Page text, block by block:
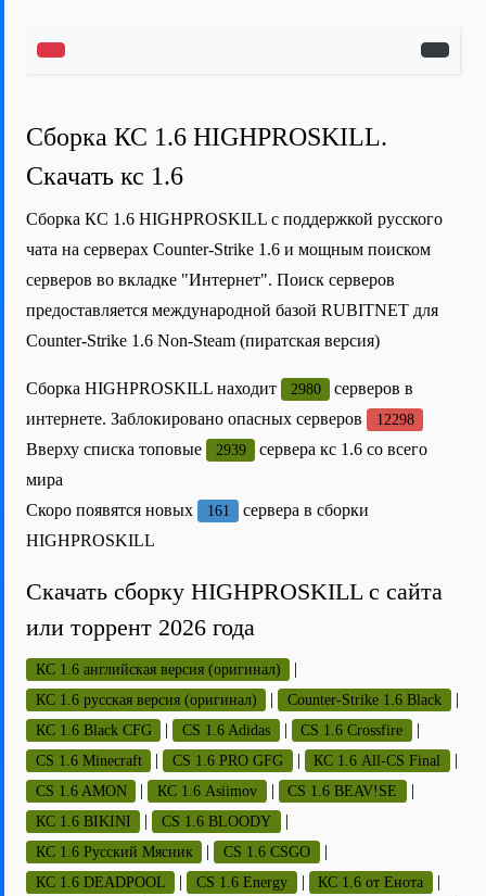
Сборка КС 1.6 HIGHPROSKILL.
Скачать кс 1.6
Сборка КС 1.6 HIGHPROSKILL с поддержкой русского
чата на серверах Counter-Strike 1.6 и мощным поиском
серверов во вкладке "Интернет". Поиск серверов
предоставляется международной базой RUBITNET для
Counter-Strike 1.6 Non-Steam (пиратская версия)
Сборка HIGHPROSKILL находит 2980
серверов в
интернете. Заблокировано опасных серверов
12298
Вверху списка топовые 2939
сервера кс 1.6 со всего
мира
Скоро появятся новых
161
сервера в сборки
HIGHPROSKILL
Скачать сборку HIGHPROSKILL с сайта
или торрент 2026 года
КС 1.6 английская версия (оригинал) |
КС 1.6 русская версия (оригинал) | Counter-Strike 1.6 Black |
КС 1.6 Black CFG | CS 1.6 Adidas | CS 1.6 Crossfire |
CS 1.6 Minecraft | CS 1.6 PRO GFG | КС 1.6 All-CS Final |
CS 1.6 AMON | КС 1.6 Asiimov | CS 1.6 BEAV!SE |
КС 1.6 BIKINI | CS 1.6 BLOODY |
КС 1.6 Русский Мясник | CS 1.6 CSGO |
КС 1.6 DEADPOOL | CS 1.6 Energy | КС 1.6 от Енота |